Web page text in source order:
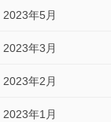
2023年5月
2023年3月
2023年2月
2023年1月